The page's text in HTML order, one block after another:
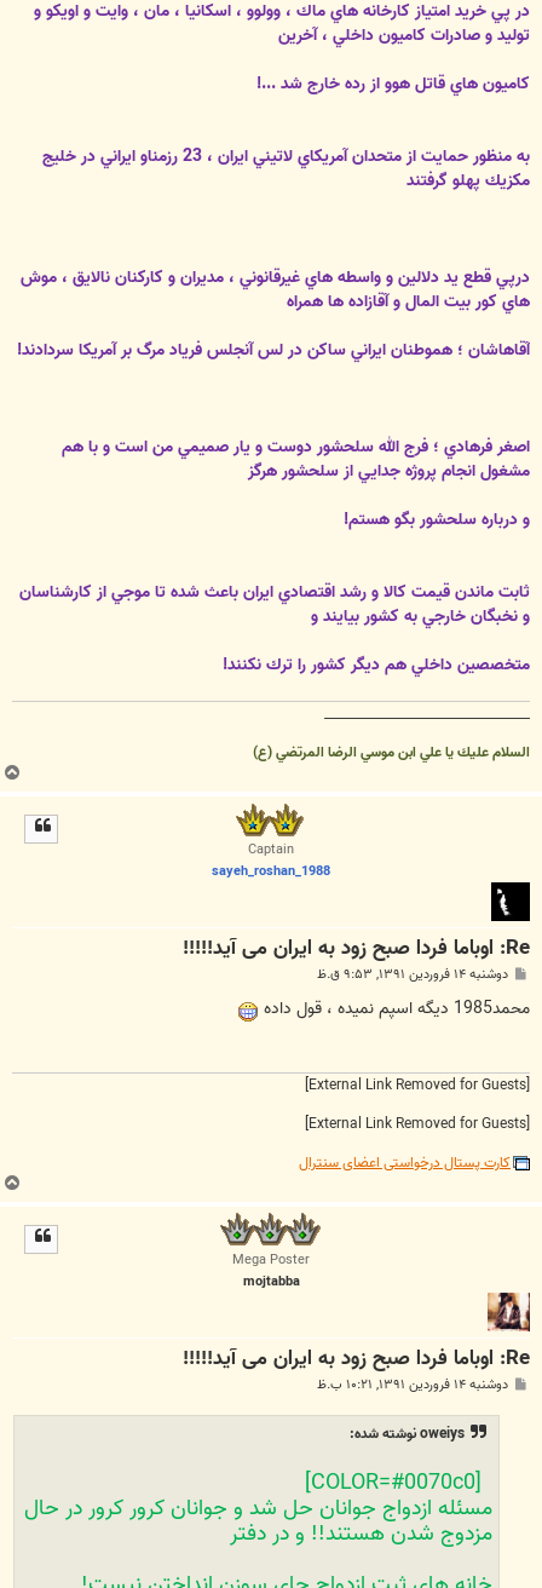
در پي خريد امتياز كارخانه هاي ماك ، وولوو ، اسكانيا ، مان ، وايت و اويكو و
توليد و صادرات كاميون داخلي ، آخرين
كاميون هاي قاتل هوو از ردهخارج شد ...!
به منظور حمايت از متحدان آمريكاي لاتيني ايران ، 23 رزمناو ايراني
در خليج
مكزيك پهلو گرفتند
درپي قطع يد دلالين و واسطه هاي غيرقانوني ،‌ مديران و كاركنان نالايق ، موش
هاي كور بيت المال و آقازاده ها همراه
آقاهاشان ؛ هموطنان ايرانيساكن در لس آنجلس فرياد مرگ بر آمريكا سردادند!
اصغر فرهادي ؛ فرج الله سلحشور دوست و يار صميمي من است و با هم
مشغول انجام پروژه جدايي از سلحشور هرگز
و دربارهسلحشور بگو هستم!
ثابت ماندن قيمت كالا و رشد اقتصادي ايران باعث شده تا موجي از كارشناسان
و نخبگان خارجي به كشور بيايند و
متخصصين داخلي همديگر كشور را ترك نكنند!
__________________________________
السلام عليك يا علي ابن موسي الرضا المرتضي (ع)
ب
ا
Captain
sayeh_roshan_1988
Re: اوباما فردا صبح زود به ایران می آید!!!!!
پ
ت
دوشنبه ۱۴ فروردین ۱۳۹۱, ۹:۵۳ ق.ظ
محمد1985 دیگه اسپم نمیده ، قول داده
کارت پستال درخواستی اعضای سنترال
ب
ا
Mega Poster
mojtabba
Re: اوباما فردا صبح زود به ایران می آید!!!!!
پ دوشنبه ۱۴ فروردین ۱۳۹۱, ۱۰:۲۱ ب.ظ
oweiys نوشته شده:
مسئله ازدواج جوانان حل شد و جوانان کرور کرور در حال
مزدوج شدن هستند!! و در دفتر